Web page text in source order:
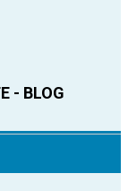
- BLOG